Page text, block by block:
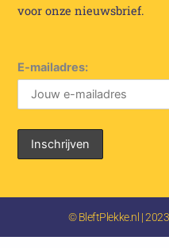
voor onze nieuwsbrief.
E-mailadres:
© BleftPlekke.nl |